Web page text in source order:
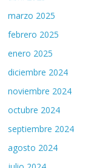
marzo 2025
febrero 2025
enero 2025
diciembre 2024
noviembre 2024
octubre 2024
septiembre 2024
agosto 2024